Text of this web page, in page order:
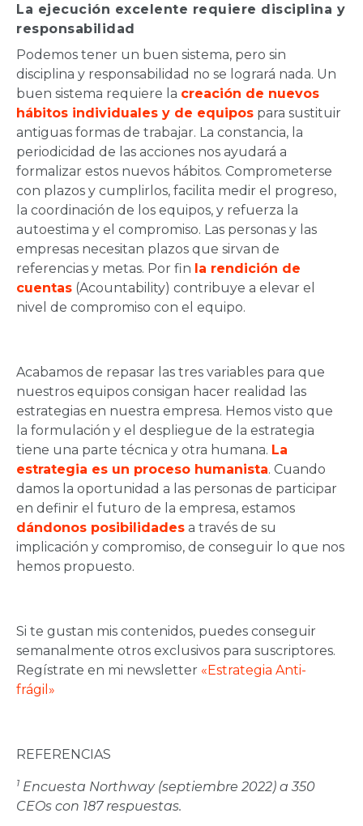
La ejecución excelente requiere disciplina y
responsabilidad
Podemos tener un buen sistema, pero sin
disciplina y responsabilidad no se logrará nada. Un
buen sistema requiere la creación de nuevos
hábitos individuales y de equipos para sustituir
antiguas formas de trabajar. La constancia, la
periodicidad de las acciones nos ayudará a
formalizar estos nuevos hábitos. Comprometerse
con plazos y cumplirlos, facilita medir el progreso,
la coordinación de los equipos, y refuerza la
autoestima y el compromiso. Las personas y las
empresas necesitan plazos que sirvan de
referencias y metas. Por fin la rendición de
cuentas (Acountability) contribuye a elevar el
nivel de compromiso con el equipo.
Acabamos de repasar las tres variables para que
nuestros equipos consigan hacer realidad las
estrategias en nuestra empresa. Hemos visto que
la formulación y el despliegue de la estrategia
tiene una parte técnica y otra humana. La
estrategia es un proceso humanista. Cuando
damos la oportunidad a las personas de participar
en definir el futuro de la empresa, estamos
dándonos posibilidades a través de su
implicación y compromiso, de conseguir lo que nos
hemos propuesto.
Si te gustan mis contenidos, puedes conseguir
semanalmente otros exclusivos para suscriptores.
Regístrate en mi newsletter «Estrategia Anti-
frágil»
REFERENCIAS
1 Encuesta Northway (septiembre 2022) a 350
CEOs con 187 respuestas.